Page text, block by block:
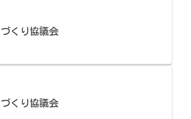
くり協議会
くり協議会